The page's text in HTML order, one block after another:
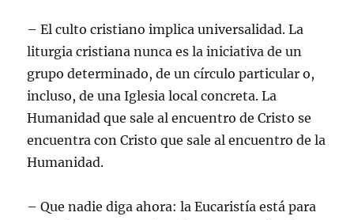
– El culto cristiano implica universalidad. La
liturgia cristiana nunca es la iniciativa de un
grupo determinado, de un círculo particular o,
incluso, de una Iglesia local concreta. La
Humanidad que sale al encuentro de Cristo se
encuentra con Cristo que sale al encuentro de la
Humanidad.
– Que nadie diga ahora: la Eucaristía está para